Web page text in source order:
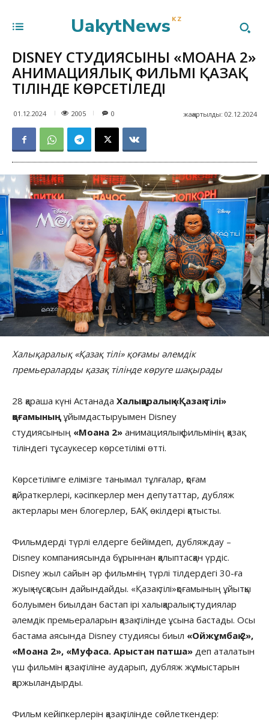
UakytNews KZ
DISNEY СТУДИЯСЫНЫҢ «МОАНА 2»
АНИМАЦИЯЛЫҚ ФИЛЬМІ ҚАЗАҚ
ТІЛІНДЕ КӨРСЕТІЛЕДІ
01.12.2024 2005 жаңартылды: 02.12.2024
0
Халықаралық «Қазақ тілі» қоғамы әлемдік
премьераларды қазақ тілінде көруге шақырады
28 қараша күні Астанада Халықаралық «Қазақ тілі»
қоғамыныңұйымдастыруымен Disney
студиясының «Моана 2» анимациялық фильмінің қазақ
тіліндегі тұсаукесер көрсетілімі өтті.
Көрсетілімге елімізге танымал тұлғалар, қоғам
қайраткерлері, кәсіпкерлер мен депутаттар, дубляж
актерлары мен блогерлер, БАҚ өкілдері қатысты.
Фильмдерді түрлі елдерге бейімдеп, дубляждау –
Disney компаниясында бұрыннан қалыптасқан үрдіс.
Disney жыл сайын әр фильмнің түрлі тілдердегі 30-ға
жуық нұсқасын дайындайды. «Қазақ тілі»қоғамының ұйытқы
болуымен биылдан бастап ірі халықаралық студиялар
әлемдік премьераларын қазақ тілінде ұсына бастады. Осы
бастама аясында Disney студиясы биыл «Ойжұмбақ 2»,
«Моана 2», «Муфаса. Арыстан патша» деп аталатын
үш фильмін қазақ тіліне аударып, дубляж жұмыстарын
қаржыландырды.
Фильм кейіпкерлерін қазақ тілінде сөйлеткендер: